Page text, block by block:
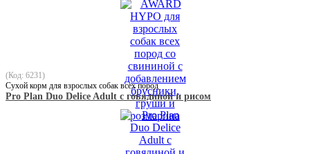
(Код: 6231)
Сухой корм для взрослых собак всех пород
Pro Plan Duo Delice Adult c говядиной и рисом